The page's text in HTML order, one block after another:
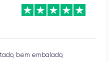
bem embalado,